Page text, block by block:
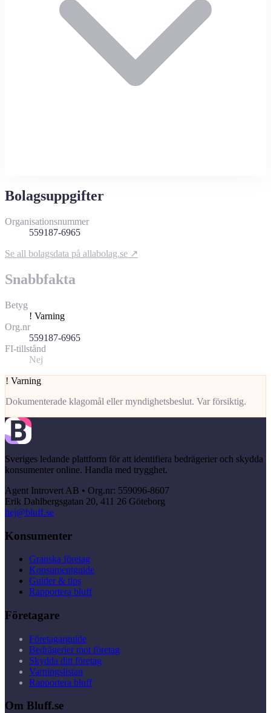
Bolagsuppgifter
Organisationsnummer
559187-6965
Se all bolagsdata på allabolag.se ↗
Snabbfakta
Betyg
! Varning
Org.nr
559187-6965
FI-tillstånd
Nej
! Varning
Dokumenterade klagomål eller myndighetsbeslut. Var försiktig.
Sveriges ledande plattform för att identifiera bedrägerier och skydda
konsumenter online. Handla med trygghet.
Agent Introvert AB • Org.nr: 559096-8607
Erik Dahlbergsgatan 20, 411 26 Göteborg
hej@bluff.se
Konsumenter
Granska företag
Konsumentguide
Guider & tips
Rapportera bluff
Företagare
Företagarguide
Bedrägerier mot företag
Skydda ditt företag
Varningslistan
Rapportera bluff
Om Bluff.se